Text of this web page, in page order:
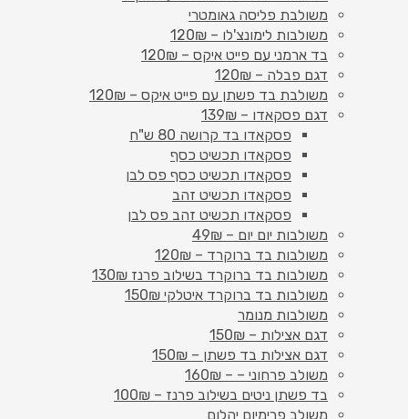
משולבת פליסה גאומטרי
משולבות לימונצ'לו – 120₪
בד ארמני עם פייט איקס – 120₪
דגם פבלה – 120₪
משולבת בד פשתן עם פייט איקס – 120₪
דגם פסקאדו – 139₪
פסקאדו בד קרושה 80 ש"ח
פסקאדו תכשיט כסף
פסקאדו תכשיט כסף פס לבן
פסקאדו תכשיט זהב
פסקאדו תכשיט זהב פס לבן
משולבות יום יום – 49₪
משולבות בד ברוקרד – 120₪
משולבות בד ברוקרד בשילוב פרנז 130₪
משולבות בד ברוקרד איטלקי 150₪
משולבות מנומר
דגם אצילות – 150₪
דגם אצילות בד פשתן – 150₪
משולב פרחוני – – 160₪
בד פשתן ניטים בשילוב פרנז – 100₪
משולב פרימיום יהלום